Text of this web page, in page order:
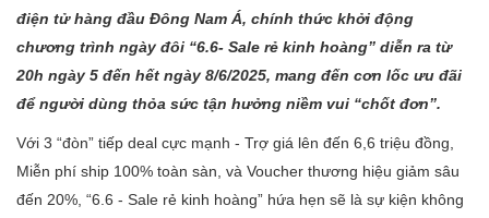
điện tử hàng đầu Đông Nam Á, chính thức khởi động
chương trình ngày đôi “6.6- Sale rẻ kinh hoàng” diễn ra từ
20h ngày 5 đến hết ngày 8/6/2025, mang đến cơn lốc ưu đãi
để người dùng thỏa sức tận hưởng niềm vui “chốt đơn”.
Với 3 “đòn” tiếp deal cực mạnh - Trợ giá lên đến 6,6 triệu đồng,
Miễn phí ship 100% toàn sàn, và Voucher thương hiệu giảm sâu
đến 20%, “6.6 - Sale rẻ kinh hoàng” hứa hẹn sẽ là sự kiện không